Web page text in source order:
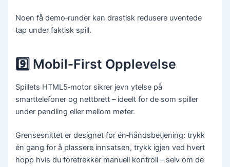
Noen få demo‑runder kan drastisk redusere uventede
tap under faktisk spill.
9️⃣ Mobil‑First Opplevelse
Spillets HTML5‑motor sikrer jevn ytelse på
smarttelefoner og nettbrett – ideelt for de som spiller
under pendling eller mellom møter.
Grensesnittet er designet for én‑håndsbetjening: trykk
én gang for å plassere innsatsen, trykk igjen ved hvert
hopp hvis du foretrekker manuell kontroll – selv om de